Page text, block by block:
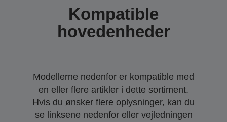
Kompatible
hovedenheder
Modellerne nedenfor er kompatible med
en eller flere artikler i dette sortiment.
Hvis du ønsker flere oplysninger, kan du
se linksene nedenfor eller vejledningen